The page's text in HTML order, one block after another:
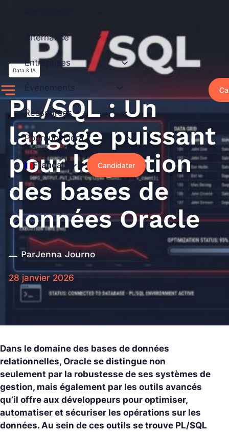
Alternance
Entreprises
Événements
Ressources
Pourquoi Liora ?
Français Candidater
Data & IA
PL/SQL : Un
langage puissant
pour la gestion
des bases de
données Oracle
ParJenna Journo
28 janvier 2026
Dans le domaine des bases de données
relationnelles, Oracle se distingue non
seulement par la robustesse de ses systèmes de
gestion, mais également par les outils avancés
qu’il offre aux développeurs pour optimiser,
automatiser et sécuriser les opérations sur les
données. Au sein de ces outils se trouve PL/SQL